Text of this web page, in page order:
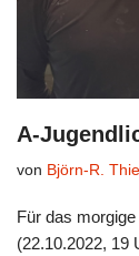
A-
von Björn-R. Thiel
Für das
(22.10.2022, 19